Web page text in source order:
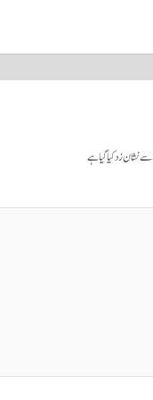
سے نشان زد کیا گیا ہے